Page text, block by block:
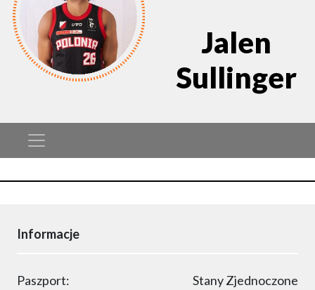
Jalen
Sullinger
Informacje
Paszport: Stany Zjednoczone